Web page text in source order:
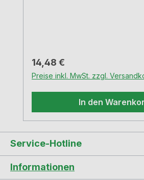
Regulärer Preis:
14,48 €
Preise inkl. MwSt. zzgl.
In den
Service-Hotline
Informationen